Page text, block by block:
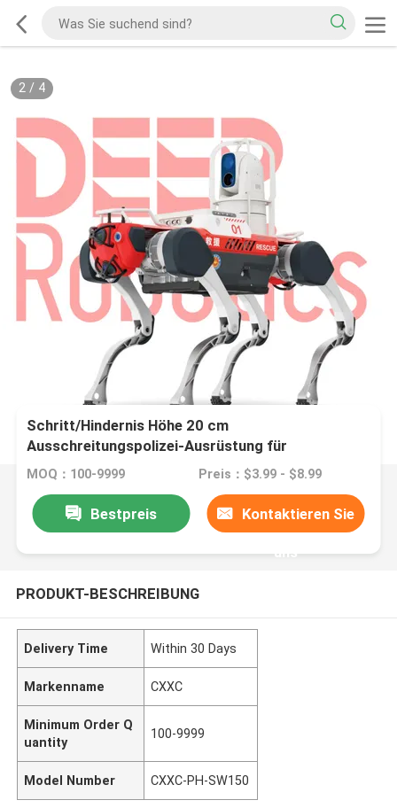
2/ 4
Schritt/Hindernis Höhe 20 cm
Ausschreitungspolizei-Ausrüstung für
Strafverfolgung
MOQ：100-9999 Preis：$3.99 - $8.99
Bestpreis Kontaktieren Sie
uns
PRODUKT-BESCHREIBUNG
Delivery Time Within 30 Days
Markenname CXXC
Minimum Order Q
uantity
100-9999
Model Number CXXC-PH-SW150